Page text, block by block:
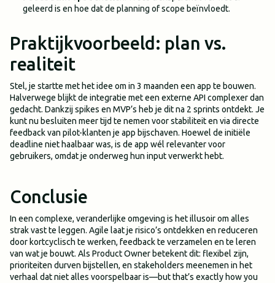
geleerd is en hoe dat de planning of scope beïnvloedt.
Praktijkvoorbeeld: plan vs.
realiteit
Stel, je startte met het idee om in 3 maanden een app te bouwen.
Halverwege blijkt de integratie met een externe API complexer dan
gedacht. Dankzij spikes en MVP’s heb je dit na 2 sprints ontdekt. Je
kunt nu besluiten meer tijd te nemen voor stabiliteit en via directe
feedback van pilot-klanten je app bijschaven. Hoewel de initiële
deadline niet haalbaar was, is de app wél relevanter voor
gebruikers, omdat je onderweg hun input verwerkt hebt.
Conclusie
In een complexe, veranderlijke omgeving is het illusoir om alles
strak vast te leggen. Agile laat je risico’s ontdekken en reduceren
door kortcyclisch te werken, feedback te verzamelen en te leren
van wat je bouwt. Als Product Owner betekent dit: flexibel zijn,
prioriteiten durven bijstellen, en stakeholders meenemen in het
verhaal dat niet alles voorspelbaar is—but that’s exactly how you